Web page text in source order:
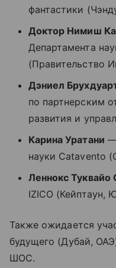
фантастики
Доктор Нимиш
Департамента
(Правительство
Дэниел
по партнерским
развития и
Карина Уратани ―
науки Catavento
Леннокс Туквайо
IZICO (Кейптаун,
Также ожидается
будущего (Дубай,
ШОС.